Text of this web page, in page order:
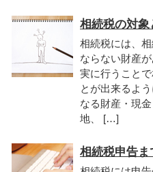
相続税の対
相続税には、
ならない財産
実に行うこと
とが出来るよ
なる財産・現
地、 […]
相続税申告